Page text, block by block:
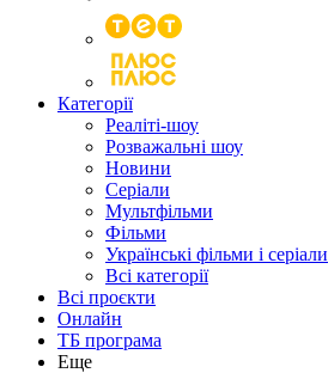
Категорії
Реаліті-шоу
Розважальні шоу
Новини
Серіали
Мультфільми
Фільми
Українські фільми і серіали
Всі категорії
Всі проєкти
Онлайн
ТБ програма
Еще